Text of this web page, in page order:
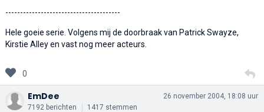
---------------------------------------
Hele goeie serie. Volgens mij de doorbraak van Patrick Swayze,
Kirstie Alley en vast nog meer acteurs.
0
EmDee
7192 berichten 1417 stemmen
26 november 2004, 18:08 uur